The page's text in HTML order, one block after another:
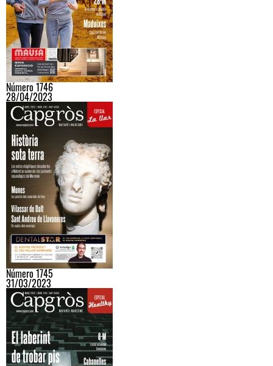
Número 1746
28/04/2023
Número 1745
31/03/2023